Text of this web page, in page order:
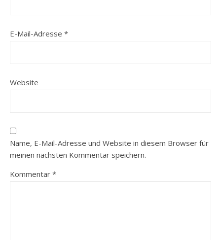
E-Mail-Adresse *
Website
Name, E-Mail-Adresse und Website in diesem Browser für
meinen nächsten Kommentar speichern.
Kommentar *